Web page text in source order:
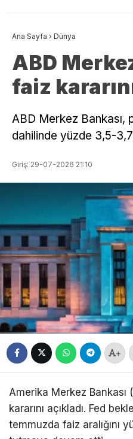
Ana Sayfa › Dünya
ABD
faiz
ABD Merkez Bankası,
dahilinde yüzde 3,5-
Giriş: 29-07-2026 21:10
+
Amerika Merkez Bankası
kararını açıkladı. Fed
temmuzda faiz aralığını